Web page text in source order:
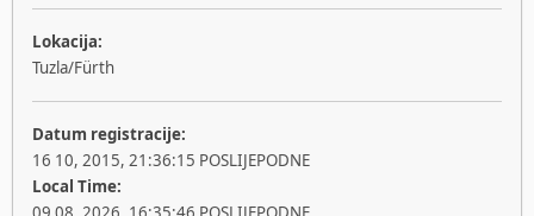
Lokacija:
Tuzla/Fürth
Datum registracije:
16 10, 2015, 21:36:15 POSLIJEPODNE
Local Time: